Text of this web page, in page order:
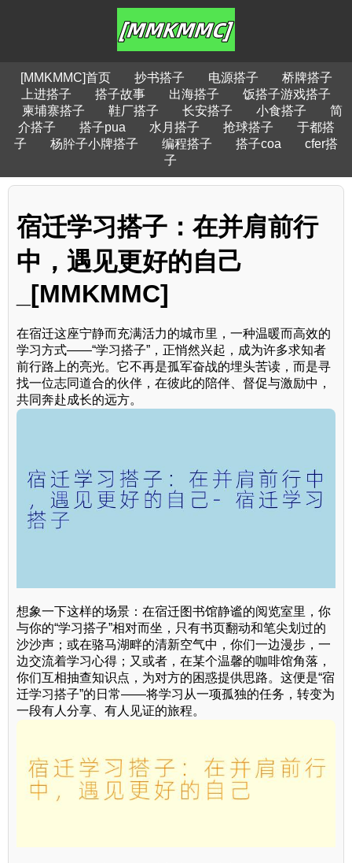
[MMKMMC]首页 抄书搭子 电源搭子
桥牌搭子
上进搭子
搭子故事 出海搭子
饭搭子游戏搭子
柬埔寨搭子
鞋厂搭子 长安搭子 小食搭子
简
介搭子
搭子pua 水月搭子 抢球搭子
于都搭
子
杨肸子小牌搭子 编程搭子 搭子coa
cfer搭
子
宿迁学习搭子：在并肩前行
中，遇见更好的自己
_[MMKMMC]
在宿迁这座宁静而充满活力的城市里，一种温暖而高效的
学习方式——“学习搭子”，正悄然兴起，成为许多求知者
前行路上的亮光。它不再是孤军奋战的埋头苦读，而是寻
找一位志同道合的伙伴，在彼此的陪伴、督促与激励中，
共同奔赴成长的远方。
想象一下这样的场景：在宿迁图书馆静谧的阅览室里，你
与你的“学习搭子”相对而坐，只有书页翻动和笔尖划过的
沙沙声；或在骆马湖畔的清新空气中，你们一边漫步，一
边交流着学习心得；又或者，在某个温馨的咖啡馆角落，
你们互相抽查知识点，为对方的困惑提供思路。这便是“宿
迁学习搭子”的日常——将学习从一项孤独的任务，转变为
一段有人分享、有人见证的旅程。